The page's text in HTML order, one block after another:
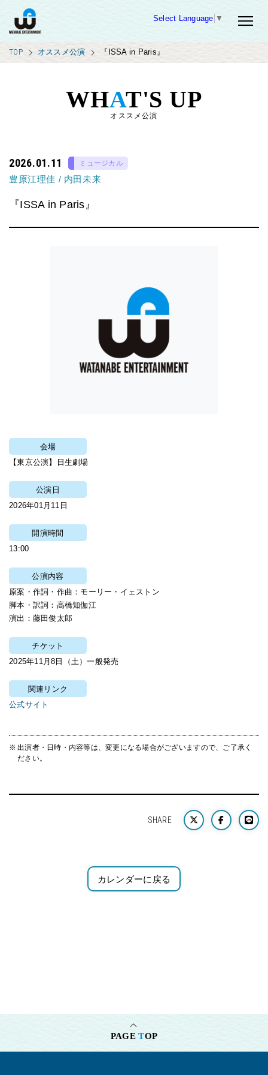
Select Language ▼
TOP オススメ公演 『ISSA in Paris』
WHAT'S UP
オススメ公演
2026.01.11 ミュージカル
豊原江理佳 / 内田未来
『ISSA in Paris』
会場
【東京公演】日生劇場
公演日
2026年01月11日
開演時間
13:00
公演内容
原案・作詞・作曲：モーリー・イェストン
脚本・訳詞：高橋知伽江
演出：藤田俊太郎
チケット
2025年11月8日（土）一般発売
関連リンク
公式サイト
出演者・日時・内容等は、変更になる場合がございますので、ご了承く
ださい。
SHARE
カレンダーに戻る
PAGETOP